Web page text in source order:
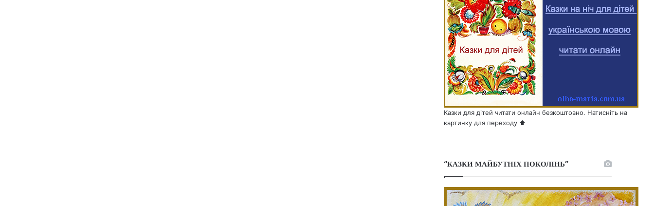
Казки для дітей читати онлайн безкоштовно. Натисніть на
картинку для переходу ⬆️
“КАЗКИ МАЙБУТНІХ ПОКОЛІНЬ”